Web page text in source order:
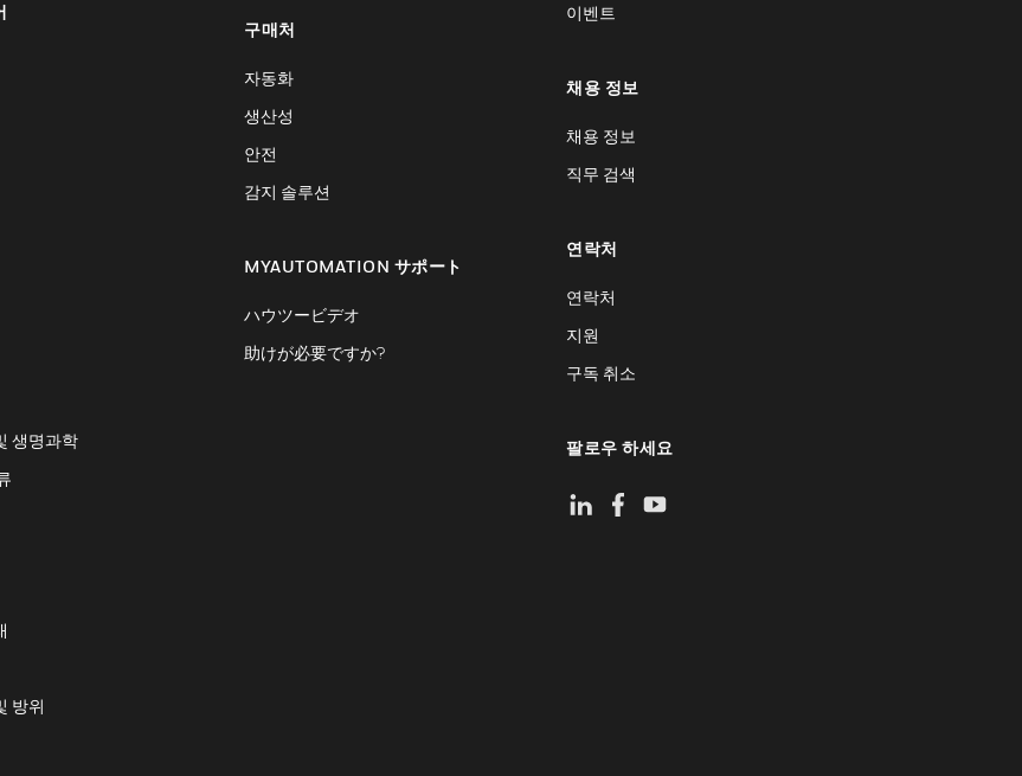
생명과학
방위
구매처
자동화
생산성
안전
감지 솔루션
MYAUTOMATION サポート
ハウツービデオ
助けが必要ですか?
이벤트
채용 정보
채용 정보
직무 검색
연락처
연락처
지원
구독 취소
팔로우 하세요